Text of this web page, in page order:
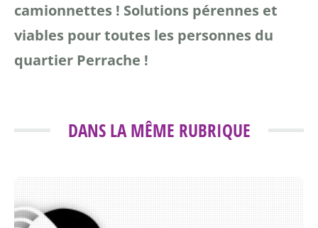
camionnettes ! Solutions pérennes et
viables pour toutes les personnes du
quartier Perrache !
DANS LA MÊME RUBRIQUE